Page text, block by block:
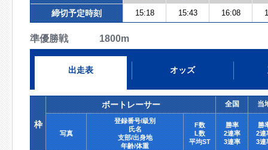
締切予定時刻 15:18 15:43 16:08
準優勝戦 1800m
出走表 オッズ
枠
ボートレーサー 全国 当
写真
登録番号/級別
氏名
支部/出身地
年齢/体重
F数
L数
平均ST
勝率
2連率
3連率
勝
2連
3連